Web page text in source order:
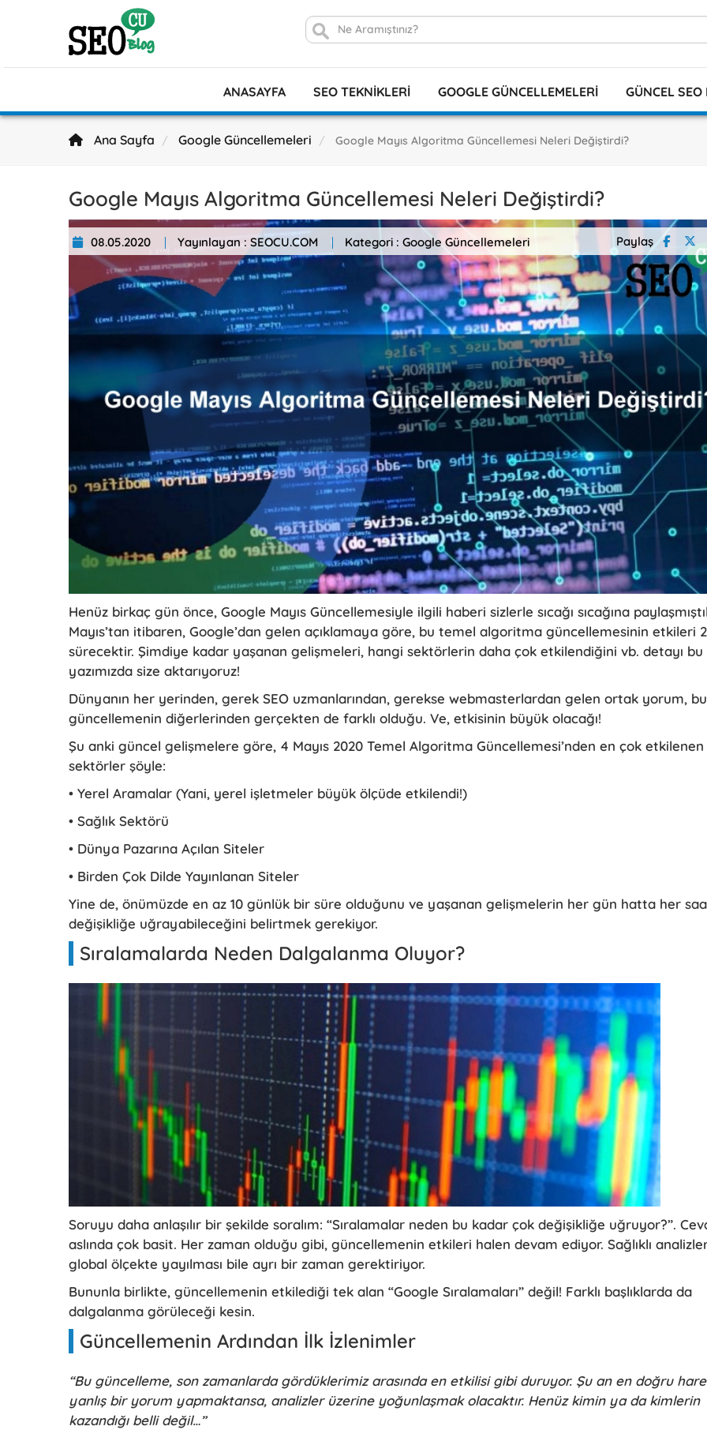
ANASAYFA SEO TEKNIKLERI GOOGLE GÜNCELLEMELERI GÜNCEL SEO
Ana Sayfa Google Güncellemeleri Google Mayıs Algoritma Güncellemesi Neleri Değiştirdi?
Google Mayıs Algoritma Güncellemesi Neleri Değiştirdi?
08.05.2020 Yayınlayan : SEOCU.COM Kategori : Google Güncellemeleri Paylaş
Henüz birkaç gün önce, Google Mayıs Güncellemesiyle ilgili haberi sizlerle sıcağı sıcağına
Mayıs’tan itibaren, Google’dan gelen açıklamaya göre, bu temel algoritma güncellemesinin etkileri
sürecektir. Şimdiye kadar yaşanan gelişmeleri, hangi sektörlerin daha çok etkilendiğini vb. detayı bu
yazımızda size aktarıyoruz!
Dünyanın her yerinden, gerek SEO uzmanlarından, gerekse webmasterlardan gelen ortak yorum, bu
güncellemenin diğerlerinden gerçekten de farklı olduğu. Ve, etkisinin büyük olacağı!
Şu anki güncel gelişmelere göre, 4 Mayıs 2020 Temel Algoritma Güncellemesi’nden en çok etkilenen
sektörler şöyle:
• Yerel Aramalar (Yani, yerel işletmeler büyük ölçüde etkilendi!)
• Sağlık Sektörü
• Dünya Pazarına Açılan Siteler
• Birden Çok Dilde Yayınlanan Siteler
Yine de, önümüzde en az 10 günlük bir süre olduğunu ve yaşanan gelişmelerin her gün hatta her
değişikliğe uğrayabileceğini belirtmek gerekiyor.
Sıralamalarda Neden Dalgalanma Oluyor?
Soruyu daha anlaşılır bir şekilde soralım: “Sıralamalar neden bu kadar çok değişikliğe uğruyor?”.
aslında çok basit. Her zaman olduğu gibi, güncellemenin etkileri halen devam ediyor. Sağlıklı
global ölçekte yayılması bile ayrı bir zaman gerektiriyor.
Bununla birlikte, güncellemenin etkilediği tek alan “Google Sıralamaları” değil! Farklı başlıklarda da
dalgalanma görüleceği kesin.
Güncellemenin Ardından İlk İzlenimler
“Bu güncelleme, son zamanlarda gördüklerimiz arasında en etkilisi gibi duruyor. Şu an en doğru
yanlış bir yorum yapmaktansa, analizler üzerine yoğunlaşmak olacaktır. Henüz kimin ya da kimlerin
kazandığı belli değil…”